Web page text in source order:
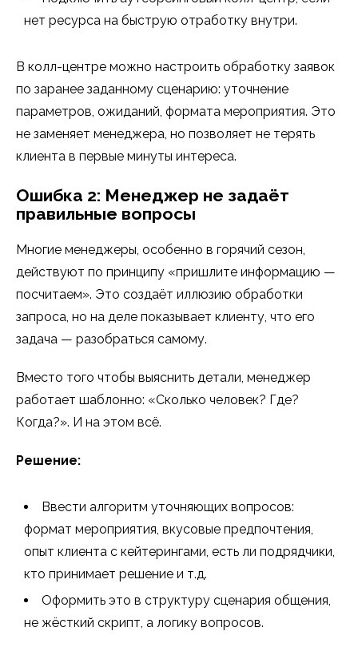
нет ресурса на быструю отработку внутри.
В колл-центре можно настроить обработку заявок
по заранее заданному сценарию: уточнение
параметров, ожиданий, формата мероприятия. Это
не заменяет менеджера, но позволяет не терять
клиента в первые минуты интереса.
Ошибка 2: Менеджер не задаёт
правильные вопросы
Многие менеджеры, особенно в горячий сезон,
действуют по принципу «пришлите информацию —
посчитаем». Это создаёт иллюзию обработки
запроса, но на деле показывает клиенту, что его
задача — разобраться самому.
Вместо того чтобы выяснить детали, менеджер
работает шаблонно: «Сколько человек? Где?
Когда?». И на этом всё.
Решение:
Ввести алгоритм уточняющих вопросов:
формат мероприятия, вкусовые предпочтения,
опыт клиента с кейтерингами, есть ли подрядчики,
кто принимает решение и т.д.
Оформить это в структуру сценария общения,
не жёсткий скрипт, а логику вопросов.